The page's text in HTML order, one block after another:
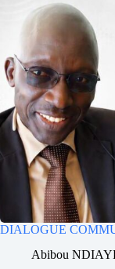
DIALOGUE
Abibou